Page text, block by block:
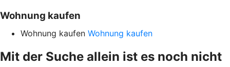
Wohnung kaufen
Wohnung kaufen Wohnung kaufen
Mit der Suche allein ist es noch nicht